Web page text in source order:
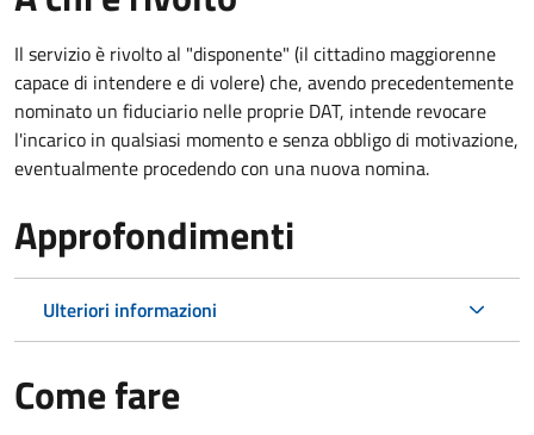
Il servizio è rivolto al "disponente" (il cittadino maggiorenne
capace di intendere e di volere) che, avendo precedentemente
nominato un fiduciario nelle proprie DAT, intende revocare
l'incarico in qualsiasi momento e senza obbligo di motivazione,
eventualmente procedendo con una nuova nomina.
Approfondimenti
Ulteriori informazioni
Come fare